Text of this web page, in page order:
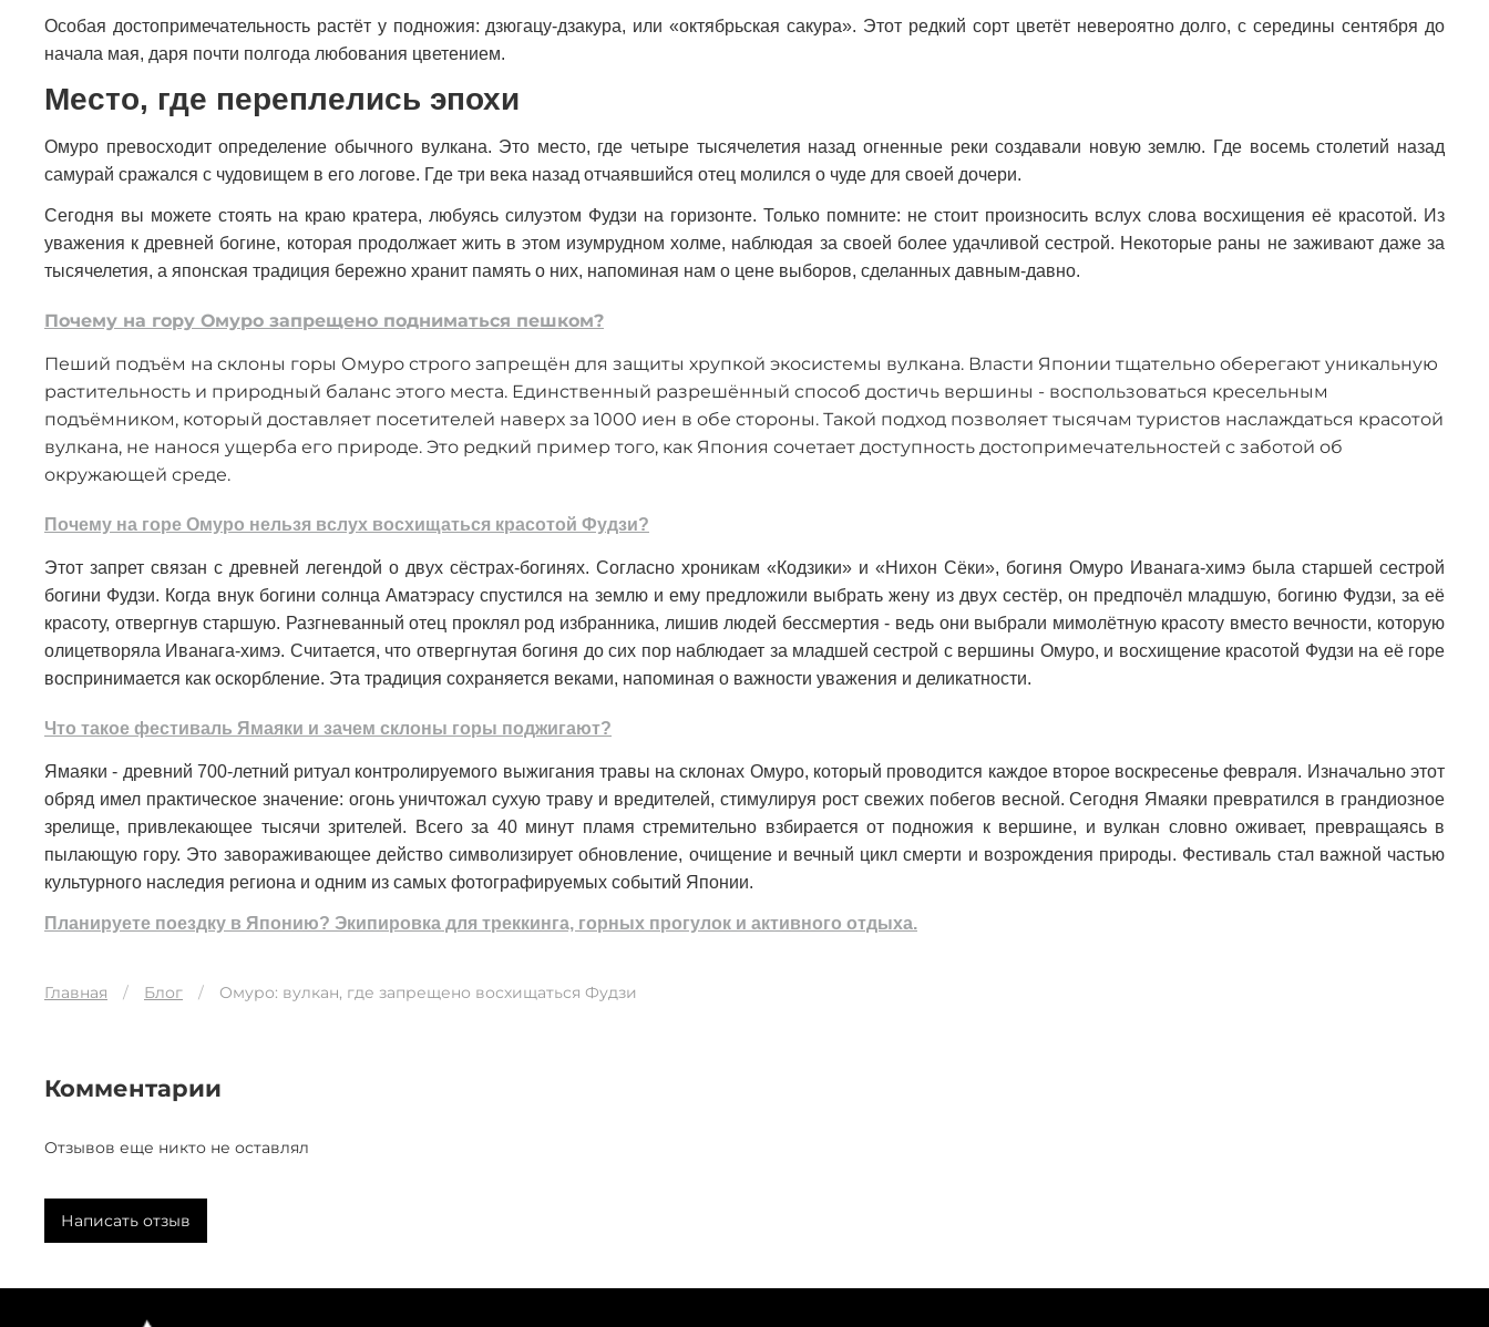
Особая достопримечательность растёт у подножия: дзюгацу-дзакура, или «октябрьская сакура». Этот редкий сорт цветёт невероятно долго, с середины сентября до
начала мая, даря почти полгода любования цветением.
Место, где переплелись эпохи
Омуро превосходит определение обычного вулкана. Это место, где четыре тысячелетия назад огненные реки создавали новую землю. Где восемь столетий назад
самурай сражался с чудовищем в его логове. Где три века назад отчаявшийся отец молился о чуде для своей дочери.
Сегодня вы можете стоять на краю кратера, любуясь силуэтом Фудзи на горизонте. Только помните: не стоит произносить вслух слова восхищения её красотой. Из
уважения к древней богине, которая продолжает жить в этом изумрудном холме, наблюдая за своей более удачливой сестрой. Некоторые раны не заживают даже за
тысячелетия, а японская традиция бережно хранит память о них, напоминая нам о цене выборов, сделанных давным-давно.
Почему на гору Омуро запрещено подниматься пешком?
Пеший подъём на склоны горы Омуро строго запрещён для защиты хрупкой экосистемы вулкана. Власти Японии тщательно оберегают уникальную
растительность и природный баланс этого места. Единственный разрешённый способ достичь вершины - воспользоваться кресельным
подъёмником, который доставляет посетителей наверх за 1000 иен в обе стороны. Такой подход позволяет тысячам туристов наслаждаться красотой
вулкана, не нанося ущерба его природе. Это редкий пример того, как Япония сочетает доступность достопримечательностей с заботой об
окружающей среде.
Почему на горе Омуро нельзя вслух восхищаться красотой Фудзи?
Этот запрет связан с древней легендой о двух сёстрах-богинях. Согласно хроникам «Кодзики» и «Нихон Сёки», богиня Омуро Иванага-химэ была старшей сестрой
богини Фудзи. Когда внук богини солнца Аматэрасу спустился на землю и ему предложили выбрать жену из двух сестёр, он предпочёл младшую, богиню Фудзи, за её
красоту, отвергнув старшую. Разгневанный отец проклял род избранника, лишив людей бессмертия - ведь они выбрали мимолётную красоту вместо вечности, которую
олицетворяла Иванага-химэ. Считается, что отвергнутая богиня до сих пор наблюдает за младшей сестрой с вершины Омуро, и восхищение красотой Фудзи на её горе
воспринимается как оскорбление. Эта традиция сохраняется веками, напоминая о важности уважения и деликатности.
Что такое фестиваль Ямаяки и зачем склоны горы поджигают?
Ямаяки - древний 700-летний ритуал контролируемого выжигания травы на склонах Омуро, который проводится каждое второе воскресенье февраля. Изначально этот
обряд имел практическое значение: огонь уничтожал сухую траву и вредителей, стимулируя рост свежих побегов весной. Сегодня Ямаяки превратился в грандиозное
зрелище, привлекающее тысячи зрителей. Всего за 40 минут пламя стремительно взбирается от подножия к вершине, и вулкан словно оживает, превращаясь в
пылающую гору. Это завораживающее действо символизирует обновление, очищение и вечный цикл смерти и возрождения природы. Фестиваль стал важной частью
культурного наследия региона и одним из самых фотографируемых событий Японии.
Планируете поездку в Японию? Экипировка для треккинга, горных прогулок и активного отдыха.
Главная Блог Омуро: вулкан, где запрещено восхищаться Фудзи
Комментарии
Отзывов еще никто не оставлял
Написать отзыв